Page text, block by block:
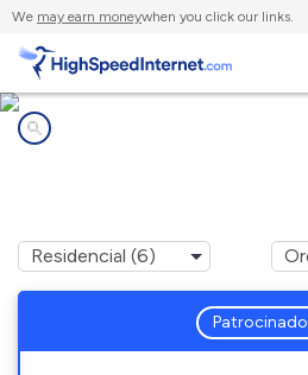
We may earn moneywhen you click our links.
Patrocinado